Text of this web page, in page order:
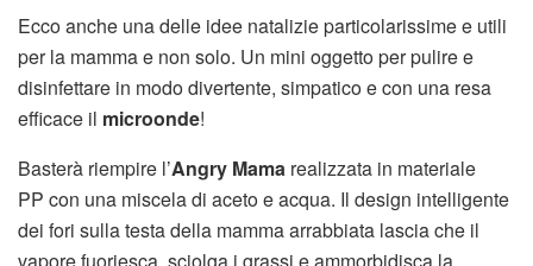
Ecco anche una delle idee natalizie particolarissime e utili
per la mamma e non solo. Un mini oggetto per pulire e
disinfettare in modo divertente, simpatico e con una resa
efficace il microonde!
Basterà riempire l’Angry Mama realizzata in materiale
PP con una miscela di aceto e acqua. Il design intelligente
dei fori sulla testa della mamma arrabbiata lascia che il